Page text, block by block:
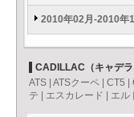
2010年02月-2010年
CADILLAC（キャデ
ATS ATSクーペ CT5
テ
エスカレード エル